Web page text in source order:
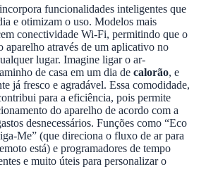
funcionalidades inteligentes que
e otimizam o uso. Modelos mais
conectividade Wi-Fi, permitindo que o
aparelho através de um aplicativo no
lugar. Imagine ligar o ar-
de casa em um dia de calorão, e
já fresco e agradável. Essa comodidade,
para a eficiência, pois permite
do aparelho de acordo com a
desnecessários. Funções como “Eco
Me” (que direciona o fluxo de ar para
está) e programadores de tempo
e muito úteis para personalizar o